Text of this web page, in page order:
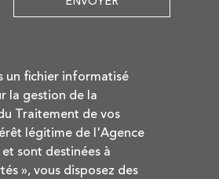
un fichier informatisé
la gestion de la
Traitement de vos
légitime de l'Agence
sont destinées à
», vous disposez des